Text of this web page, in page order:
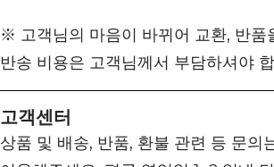
※ 고객님의 마음이 바뀌어 교환, 반품
반송 비용은 고객님께서 부담하셔야
고객센터
상품 및 배송, 반품, 환불 관련 등 문의